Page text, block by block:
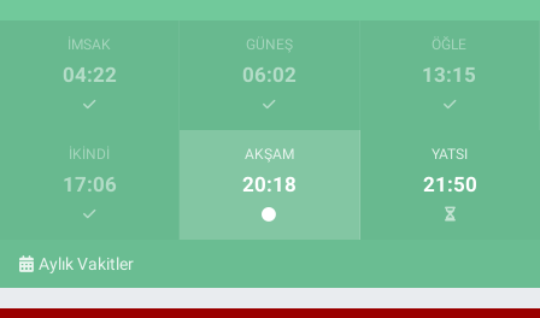
İMSAK
04:22
GÜNEŞ
06:02
ÖĞLE
13:15
İKINDI
17:06
AKŞAM
20:18
YATSI
21:50
Aylık Vakitler